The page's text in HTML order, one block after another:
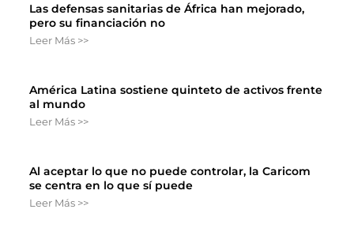
Las defensas sanitarias de África han mejorado,
pero su financiación no
Leer Más >>
América Latina sostiene quinteto de activos frente
al mundo
Leer Más >>
Al aceptar lo que no puede controlar, la Caricom
se centra en lo que sí puede
Leer Más >>